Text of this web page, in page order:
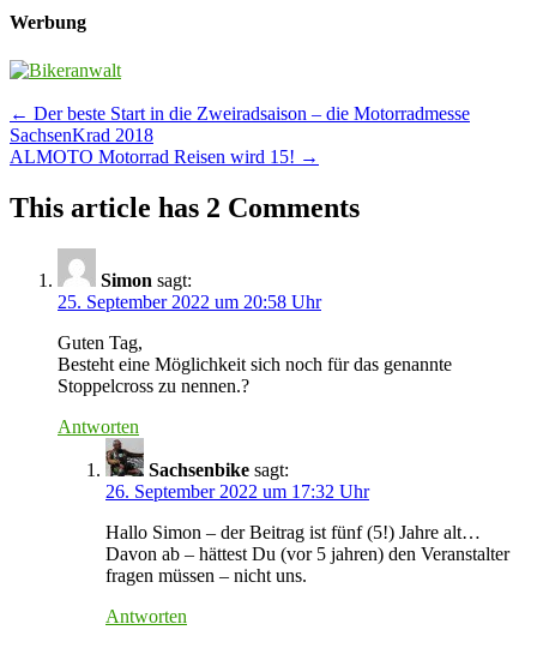
Werbung
Post
navigation
← Der beste Start in die Zweiradsaison – die Motorradmesse
SachsenKrad 2018
ALMOTO Motorrad Reisen wird 15! →
This article has 2 Comments
Simon sagt:
25. September 2022 um 20:58 Uhr
Guten Tag,
Besteht eine Möglichkeit sich noch für das genannte
Stoppelcross zu nennen.?
Antworten
Sachsenbike sagt:
26. September 2022 um 17:32 Uhr
Hallo Simon – der Beitrag ist fünf (5!) Jahre alt…
Davon ab – hättest Du (vor 5 jahren) den Veranstalter
fragen müssen – nicht uns.
Antworten